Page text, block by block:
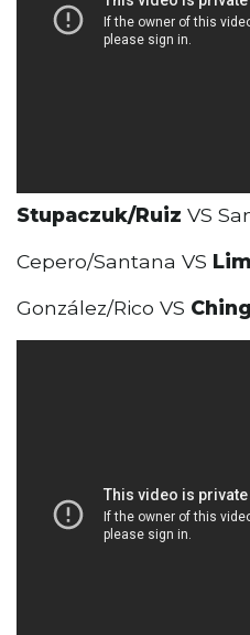
Stupaczuk/Ruiz VS
Cepero/Santana VS
González/Rico VS